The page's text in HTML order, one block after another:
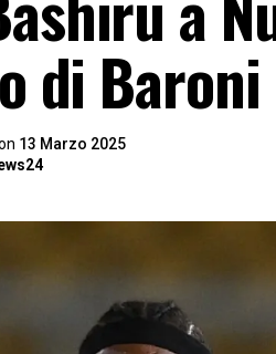
di Baroni
13 Marzo 2025